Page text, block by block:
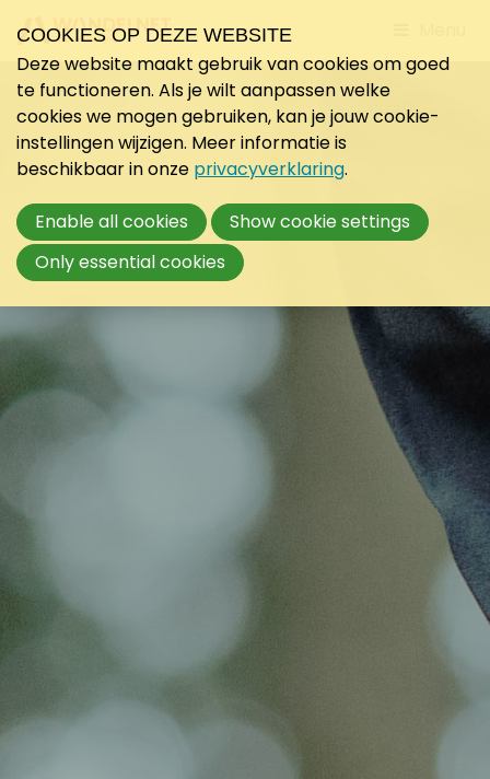
to
COOKIES OP DEZE WEBSITE
Deze website maakt gebruik van cookies om goed
te functioneren. Als je wilt aanpassen welke
cookies we mogen gebruiken, kan je jouw cookie-
instellingen wijzigen. Meer informatie is
beschikbaar in onze privacyverklaring.
Enable all cookies
Show cookie settings
Only essential cookies